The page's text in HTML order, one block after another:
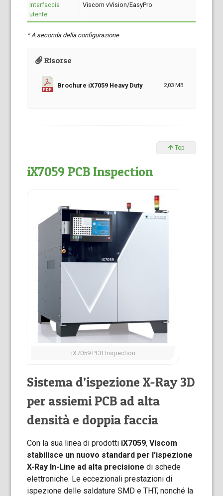
Interfaccia
utente
Viscom vVision/EasyPro
* A seconda della configurazione
Risorse
Brochure iX7059 Heavy Duty 2,03 MB
Top
iX7059 PCB Inspection
iX7059 PCB Inspection
Sistema d’ispezione X-Ray 3D
per assiemi PCB ad alta
densità e doppia faccia
Con la sua linea di prodotti iX7059,Viscom
stabilisce un nuovo standard per l’ispezione
X-Ray In-Line ad alta precisione di schede
elettroniche. Le eccezionali prestazioni di
ispezione delle saldature SMD e THT, nonché la